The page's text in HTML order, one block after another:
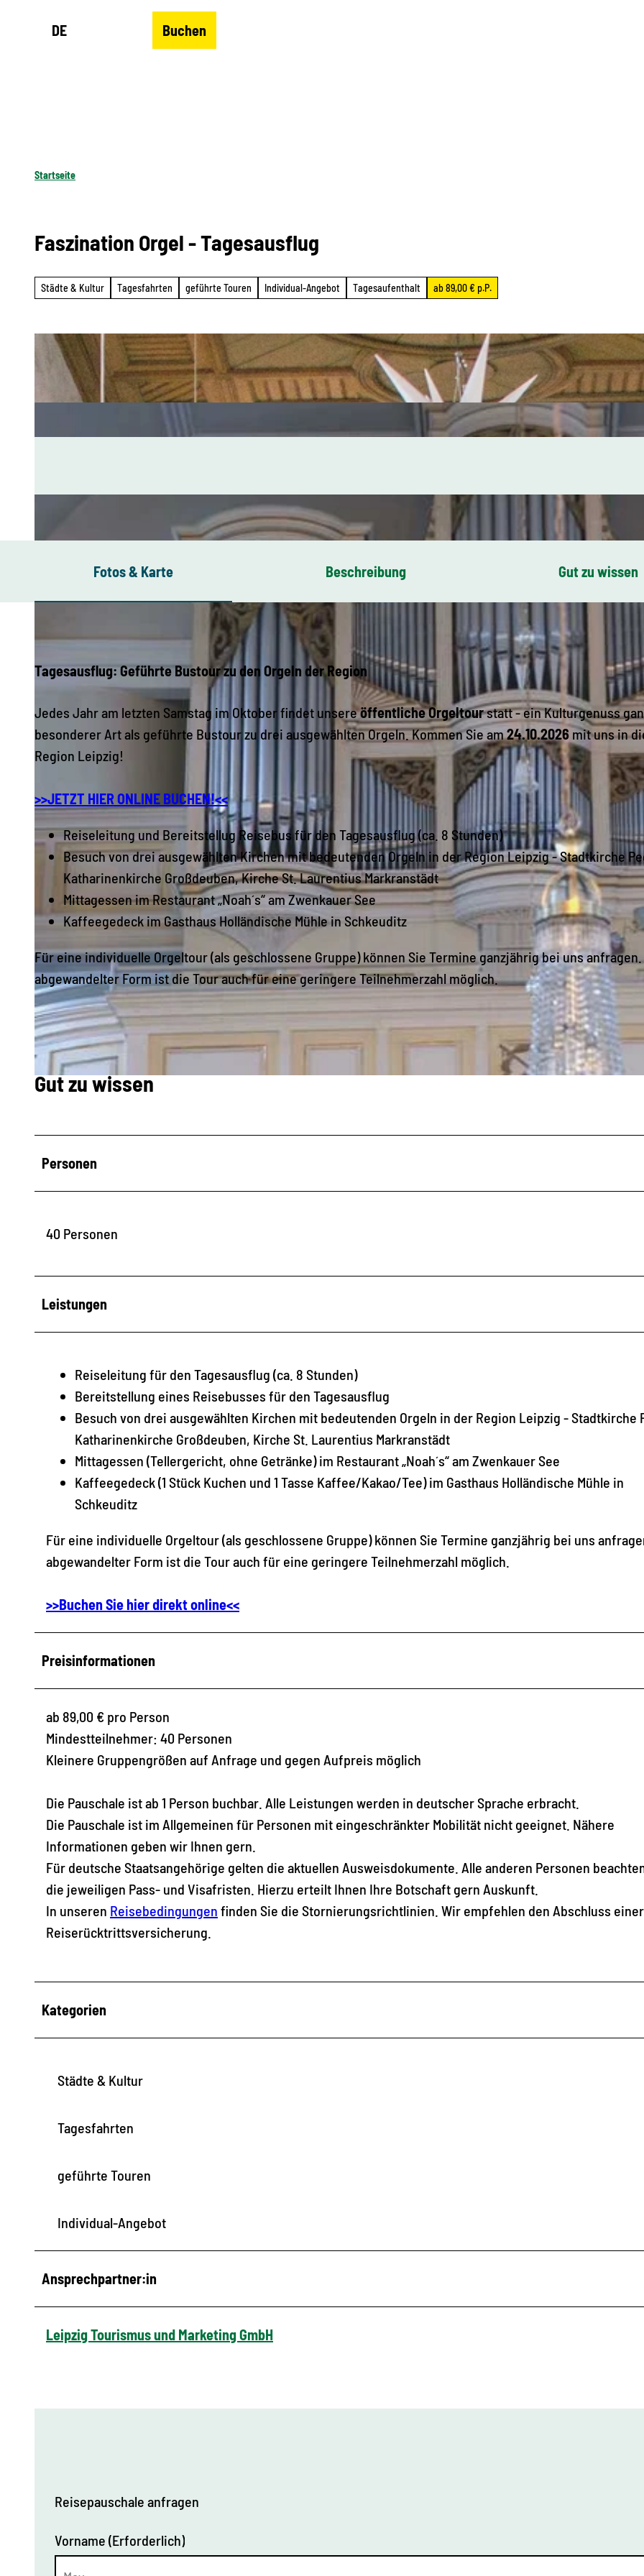
DE Buchen
Startseite
Faszination Orgel - Tagesausflug
Städte & Kultur Tagesfahrten geführte Touren Individual-Angebot Tagesaufenthalt ab 89,00 € p.P.
© KI-optimiert
© Dieter Wadewitz | KI-optimiert
Fotos & Karte Beschreibung Gut zu wissen
Tagesausflug: Geführte Bustour zu den Orgeln der Region
Jedes Jahr am letzten Samstag im Oktober findet unsereöffentliche Orgeltourstatt - ein Kulturgenuss
besonderer Art als geführte Bustour zu drei ausgewählten Orgeln. Kommen Sie am24.10.2026 mit uns in
Region Leipzig!
>>JETZT HIER ONLINE BUCHEN!<<
Reiseleitung und Bereitstellug Reisebus für den Tagesausflug (ca. 8 Stunden)
Besuch von drei ausgewählten Kirchen mit bedeutenden Orgeln in der Region Leipzig - Stadtkirche
Katharinenkirche Großdeuben, Kirche St. Laurentius Markranstädt
Mittagessen im Restaurant „Noah´s“ am Zwenkauer See
Kaffeegedeck im Gasthaus Holländische Mühle in Schkeuditz
Für eine individuelle Orgeltour (als geschlossene Gruppe) können Sie Termine ganzjährig bei uns
abgewandelter Form ist die Tour auch für eine geringere Teilnehmerzahl möglich.
Gut zu wissen
Personen
40 Personen
Leistungen
Reiseleitung für den Tagesausflug (ca. 8 Stunden)
Bereitstellung eines Reisebusses für den Tagesausflug
Besuch von drei ausgewählten Kirchen mit bedeutenden Orgeln in der Region Leipzig - Stadtkirche
Katharinenkirche Großdeuben, Kirche St. Laurentius Markranstädt
Mittagessen (Tellergericht, ohne Getränke) im Restaurant „Noah´s“ am Zwenkauer See
Kaffeegedeck (1 Stück Kuchen und 1 Tasse Kaffee/Kakao/Tee) im Gasthaus Holländische Mühle in
Schkeuditz
Für eine individuelle Orgeltour (als geschlossene Gruppe) können Sie Termine ganzjährig bei uns
abgewandelter Form ist die Tour auch für eine geringere Teilnehmerzahl möglich.
>>Buchen Sie hier direkt online<<
Preisinformationen
ab 89,00 € pro Person
Mindestteilnehmer: 40 Personen
Kleinere Gruppengrößen auf Anfrage und gegen Aufpreis möglich
Die Pauschale ist ab 1 Person buchbar. Alle Leistungen werden in deutscher Sprache erbracht.
Die Pauschale ist im Allgemeinen für Personen mit eingeschränkter Mobilität nicht geeignet. Nähere
Informationen geben wir Ihnen gern.
Für deutsche Staatsangehörige gelten die aktuellen Ausweisdokumente. Alle anderen Personen
die jeweiligen Pass- und Visafristen. Hierzu erteilt Ihnen Ihre Botschaft gern Auskunft.
In unseren Reisebedingungen finden Sie die Stornierungsrichtlinien. Wir empfehlen den Abschluss einer
Reiserücktrittsversicherung.
Kategorien
Städte & Kultur
Tagesfahrten
geführte Touren
Individual-Angebot
Ansprechpartner:in
Leipzig Tourismus und Marketing GmbH
Reisepauschale anfragen
Vorname (Erforderlich)